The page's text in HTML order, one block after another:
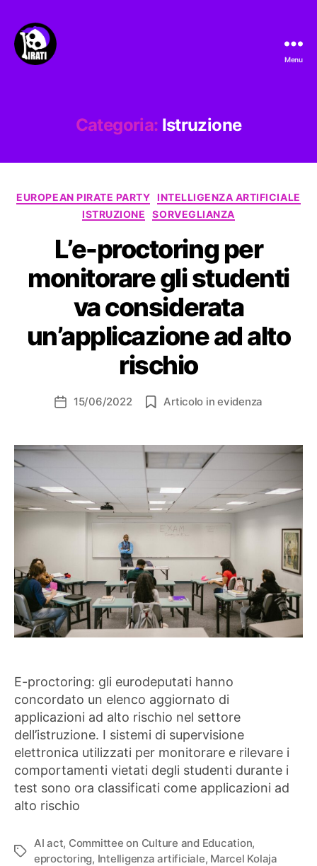
Menu
Categoria: Istruzione
Categorie
EUROPEAN PIRATE PARTY
INTELLIGENZA ARTIFICIALE
ISTRUZIONE
SORVEGLIANZA
L’e-proctoring per
monitorare gli studenti
va considerata
un’applicazione ad alto
rischio
Data15/06/2022 Articolo in evidenza
E-proctoring: gli eurodeputati hanno
concordato un elenco aggiornato di
applicazioni ad alto rischio nel settore
dell’istruzione. I sistemi di supervisione
elettronica utilizzati per monitorare e rilevare i
comportamenti vietati degli studenti durante i
test sono ora classificati come applicazioni ad
alto rischio
Tag
AI act, Committee on Culture and Education,
eproctoring, Intelligenza artificiale, Marcel Kolaja